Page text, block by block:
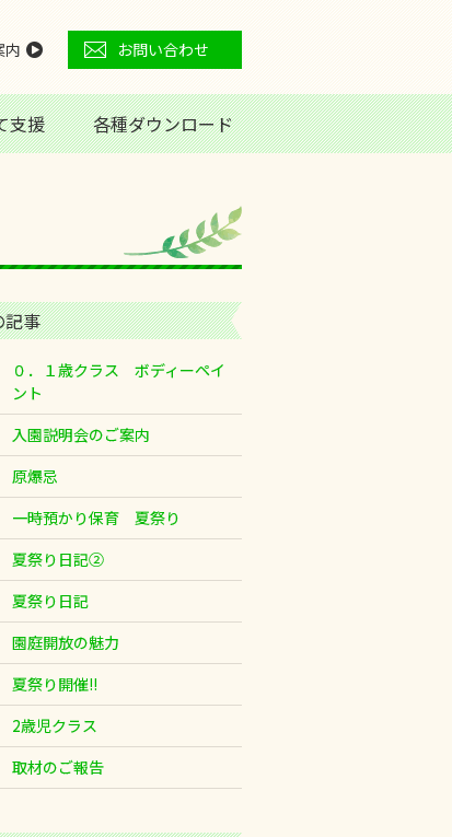
支援 各種ダウンロード
内 お問い合わせ
記事
０．１歳クラス ボディーペイ
ント
入園説明会のご案内
原爆忌
一時預かり保育 夏祭り
夏祭り日記②
夏祭り日記
園庭開放の魅力
夏祭り開催!!
2歳児クラス
取材のご報告